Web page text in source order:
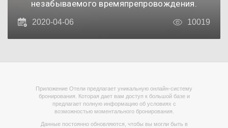
незабываемого времяпрепровождения.
2020-04-06 10019
Приложение Отели предлагает уникальную онлайн-систему
бронирования. Которая дает вам доступ к большой базе и
предлагает полную информацию об условиях с
возможностью моментального бронирования.
Данные постоянно обновляются, чтобы вы могли быть в